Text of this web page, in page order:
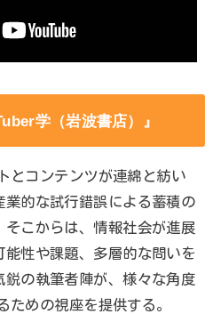
学（岩波書店）』
とコンテンツが連綿と紡い
業的な試行錯誤による蓄積の
こからは、情報社会が進展
性や課題、多層的な問いを
鋭の執筆者陣が、様々な角度
ための視座を提供する。